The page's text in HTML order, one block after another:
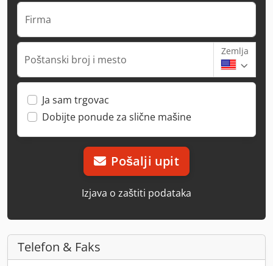
Firma
Poštanski broj i mesto
Zemlja
Ja sam trgovac
Dobijte ponude za slične mašine
Pošalji upit
Izjava o zaštiti podataka
Telefon & Faks